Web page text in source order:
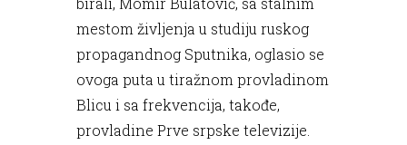
mestom življenja u studiju ruskog
propagandnog Sputnika, oglasio se
ovoga puta u tiražnom provladinom
Blicu i sa frekvencija, takođe,
provladine Prve srpske televizije.